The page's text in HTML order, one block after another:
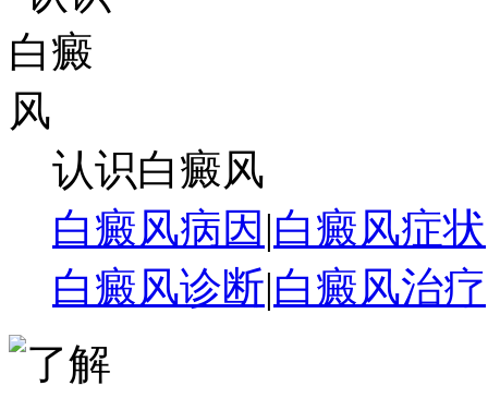
认识白癜风
白癜风病因 |白癜风症状
白癜风诊断|白癜风治疗